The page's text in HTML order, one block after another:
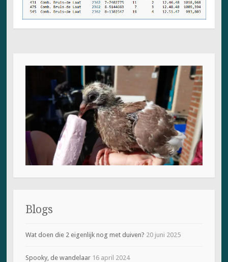
Blogs
Wat doen die 2 eigenlijk nog met duiven? 20 juni 2025
Spooky, de wandelaar 16 april 2024